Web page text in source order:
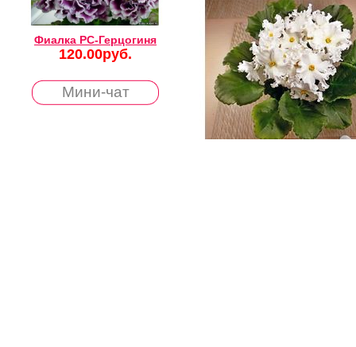
Фиалка РС-Герцогиня
120.00руб.
Мини-чат